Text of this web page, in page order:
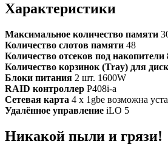
Характеристики
Максимальное количество памяти
Количество слотов памяти 48
Количество отсеков под накопители
Количество корзинок (Tray) для
Блоки питания 2 шт. 1600W
RAID контроллер P408i-a
Сетевая карта 4 x 1gbe возможна
Удалённое управление iLO 5
Никакой пыли и грязи!